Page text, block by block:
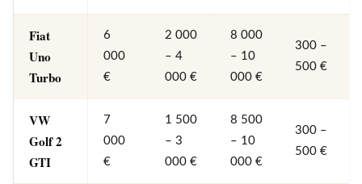
Fiat
Uno
Turbo
6
000
€
2 000
– 4
000 €
8 000
– 10
000 €
300 –
500 €
VW
Golf 2
GTI
7
000
€
1 500
– 3
000 €
8 500
– 10
000 €
300 –
500 €